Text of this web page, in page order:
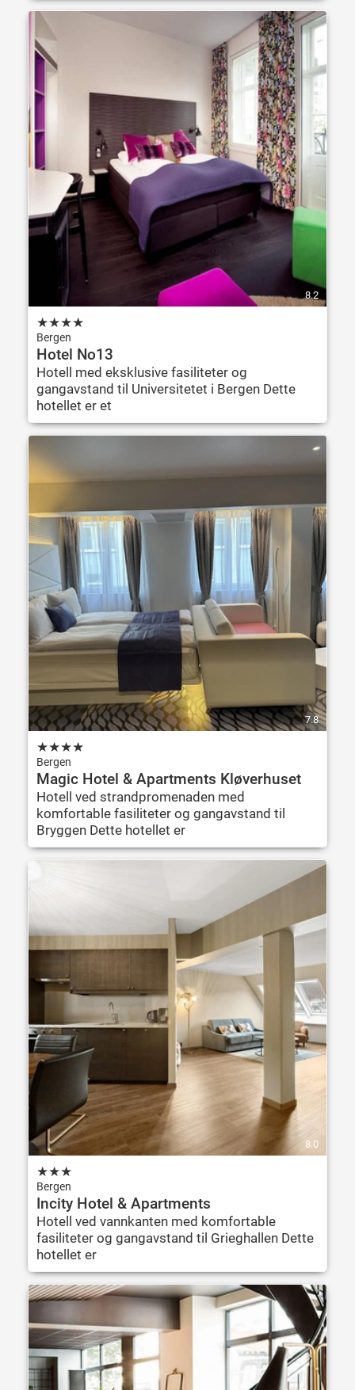
8.2
★★★★
Bergen
Hotel No13
Hotell med eksklusive fasiliteter og
gangavstand til Universitetet i Bergen Dette
hotellet er et
7.8
★★★★
Bergen
Magic Hotel & Apartments Kløverhuset
Hotell ved strandpromenaden med
komfortable fasiliteter og gangavstand til
Bryggen Dette hotellet er
8.0
★★★
Bergen
Incity Hotel & Apartments
Hotell ved vannkanten med komfortable
fasiliteter og gangavstand til Grieghallen Dette
hotellet er